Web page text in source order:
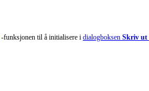
-funksjonen til å initialisere i dialogboksen Skriv ut